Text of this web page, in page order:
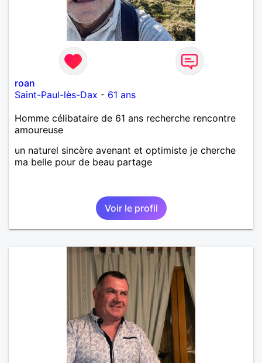
roan
Saint-Paul-lès-Dax - 61 ans
Homme célibataire de 61 ans recherche rencontre
amoureuse
un naturel sincère avenant et optimiste je cherche
ma belle pour de beau partage
Voir le profil